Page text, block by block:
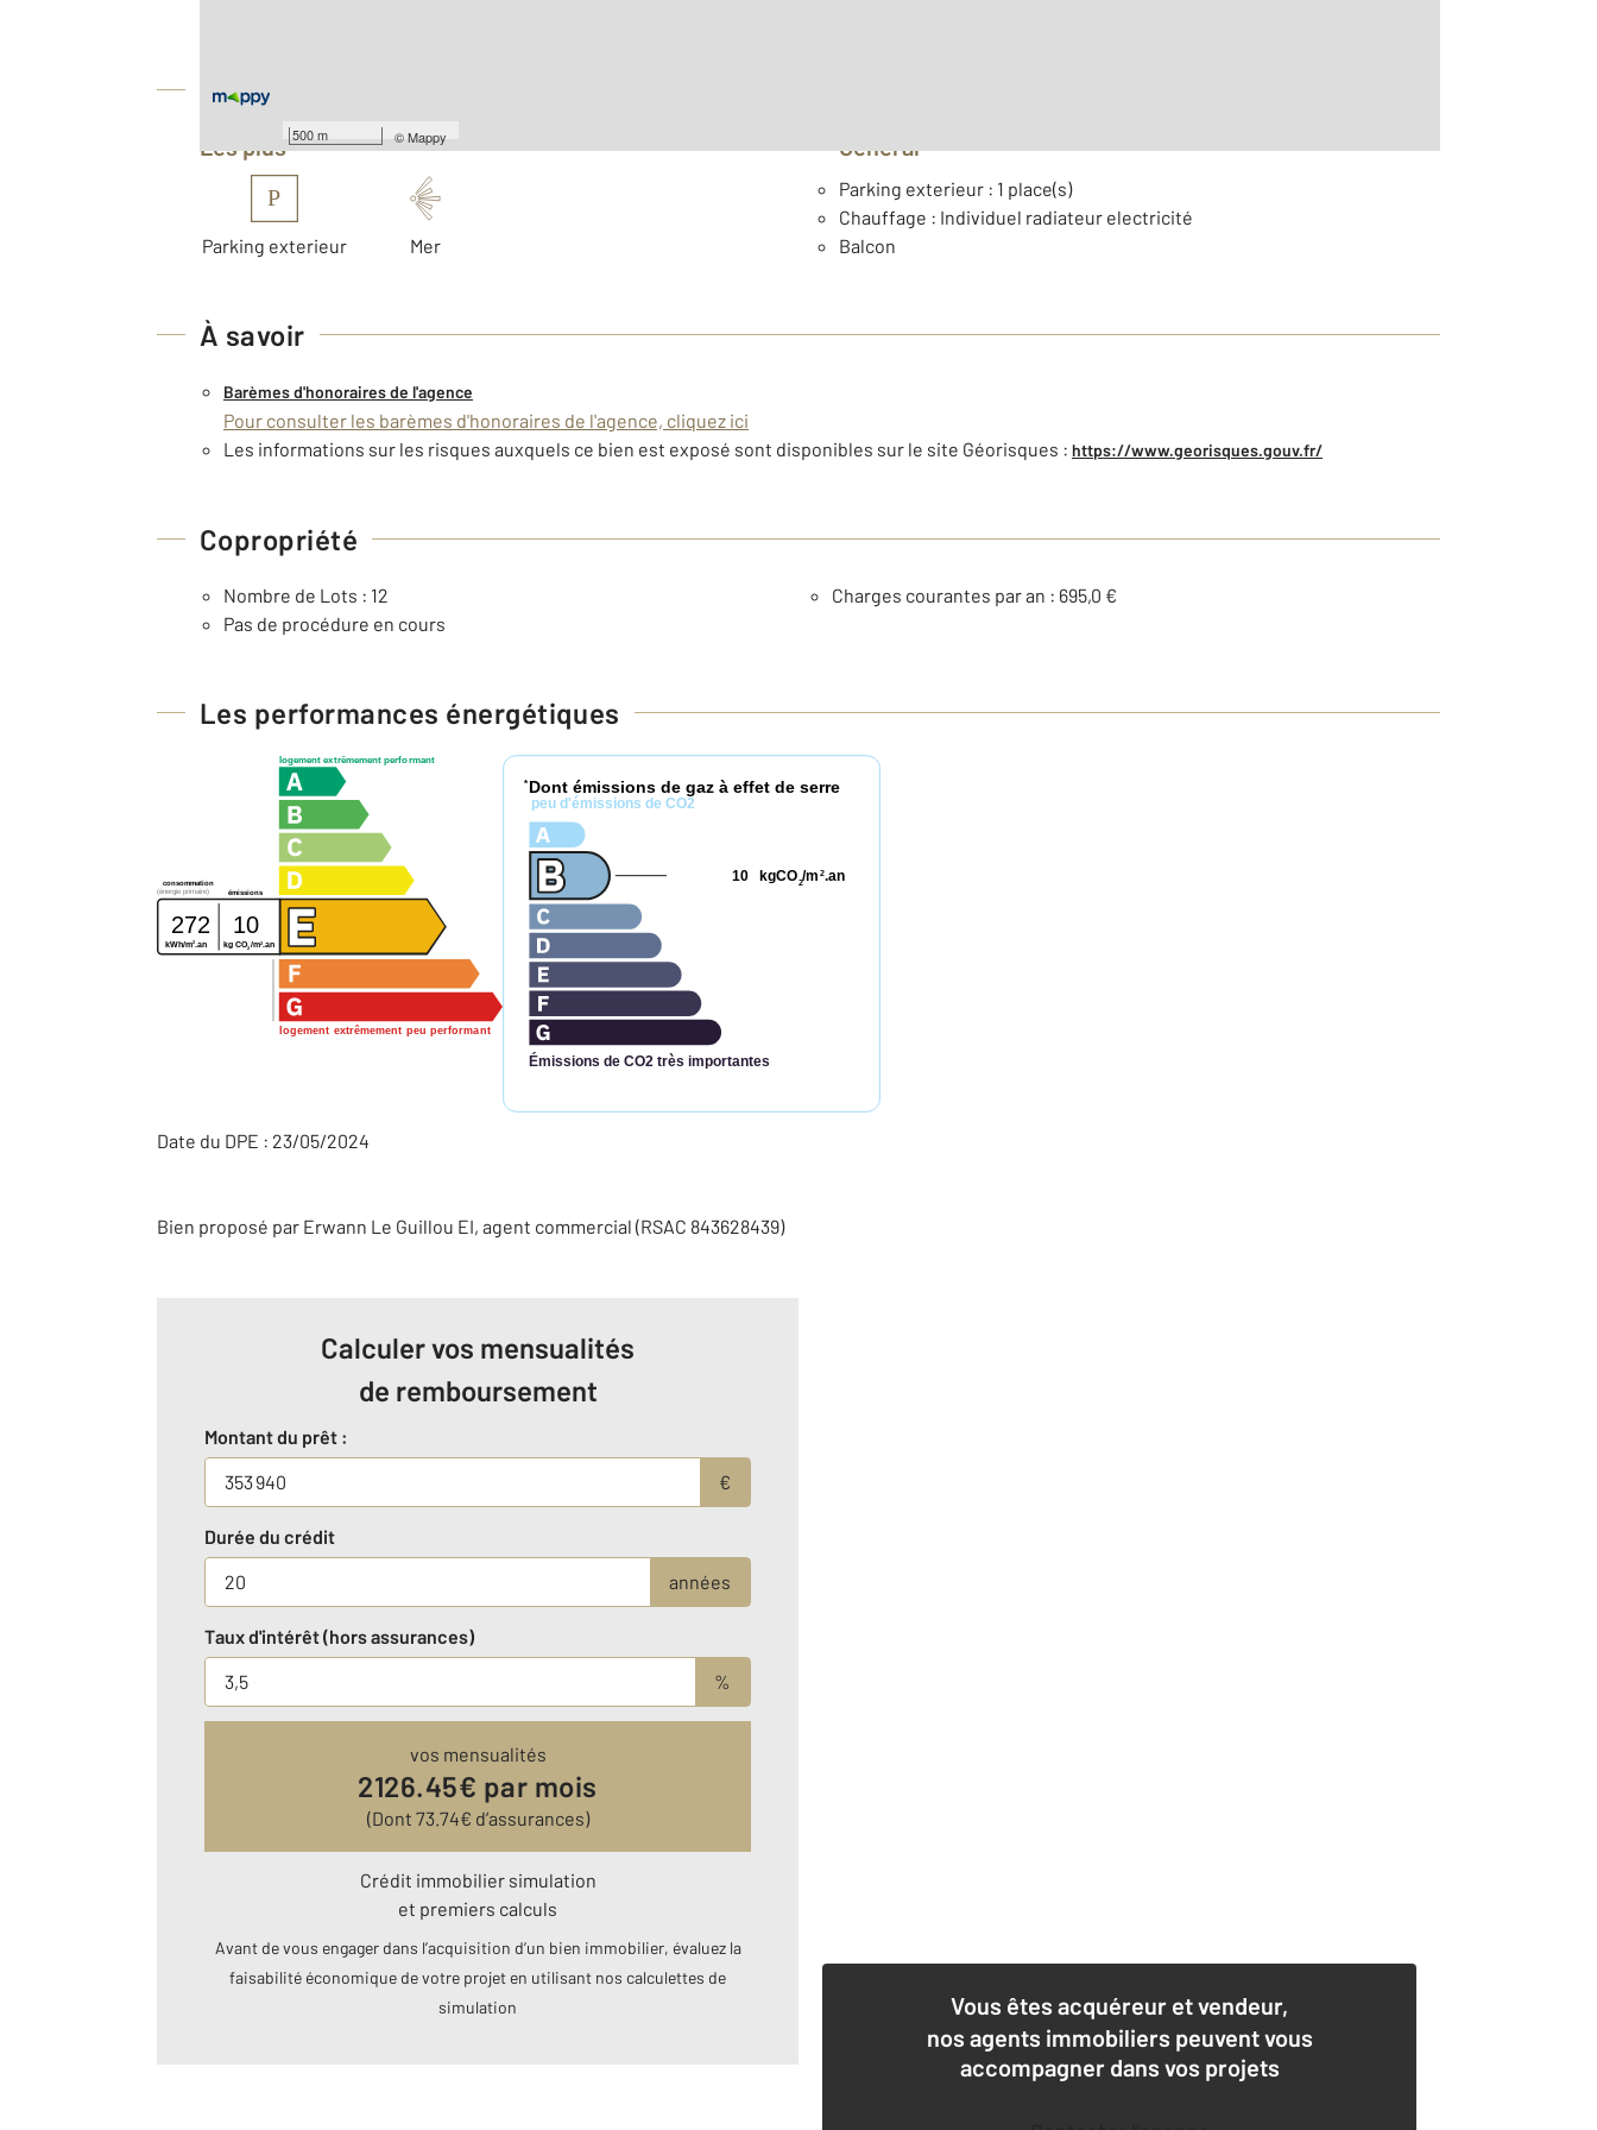
500 m ©Mappy
Équipements
Les plus
P
Parking exterieur Mer
Général
Parking exterieur : 1 place(s)
Chauffage : Individuel radiateur electricité
Balcon
À savoir
Barèmes d'honoraires de l'agence
Pour consulter les barèmes d'honoraires de l'agence, cliquez ici
Les informations sur les risques auxquels ce bien est exposé sont disponibles sur le site Géorisques : https://www.georisques.gouv.fr/
Copropriété
Nombre de Lots : 12
Charges courantes par an : 695,0 €
Pas de procédure en cours
Les performances énergétiques
logement extrêmement performant
logement extrêmement peu performant
consommation
émissions
(énergie primaire)
272 10
kWh/m2 .an kg CO2/m2 .an
* Dont émissions de gaz à effet de serre
peu d'émissions de CO2
Émissions de CO2 très importantes
kgCO2/m 2.an
10
Date du DPE : 23/05/2024
Bien proposé par Erwann Le Guillou EI, agent commercial (RSAC 843628439)
Calculer vos mensualités
de remboursement
Montant du prêt :
€
Durée du crédit
années
Taux d'intérêt (hors assurances)
%
vos mensualités
2126.45€ par mois
(Dont 73.74€ d’assurances)
Crédit immobilier simulation
et premiers calculs
Avant de vous engager dans l’acquisition d’un bien immobilier, évaluez la
faisabilité économique de votre projet en utilisant nos calculettes de
simulation
Vous êtes acquéreur et vendeur,
nos agents immobiliers peuvent vous
accompagner dans vos projets